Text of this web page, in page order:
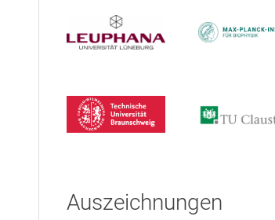
Auszeichnungen